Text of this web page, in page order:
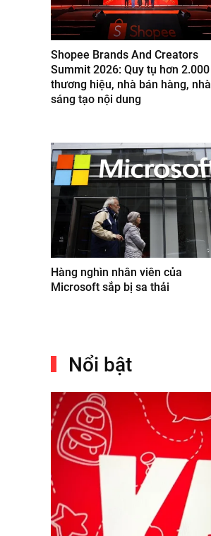
Shopee Brands And Creators
Summit 2026: Quy tụ hơn 2.000
thương hiệu, nhà bán hàng, nhà
sáng tạo nội dung
Hàng nghìn nhân viên của
Microsoft sắp bị sa thải
Nổi bật